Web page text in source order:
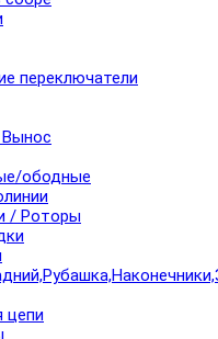
переключатели
ободные
/ Роторы
цепи